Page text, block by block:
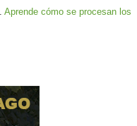
Aprende cómo se procesan los